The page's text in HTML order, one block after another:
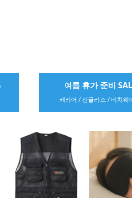
치웨어 외
스니커즈 하
나이키 / 아